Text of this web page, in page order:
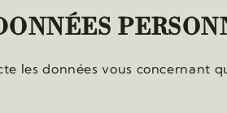
les données vous concernant